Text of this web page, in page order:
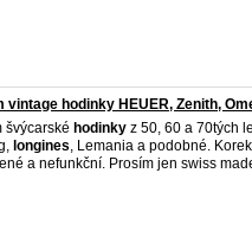
vintage hodinky HEUER, Zenith,
švýcarské hodinky z 50, 60 a 70tých
longines, Lemania a podobné.
a nefunkční. Prosím jen swiss